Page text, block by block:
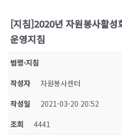
[지침]2020년 자원봉사활성
운영지침
법령·지침
작성자
자원봉사센터
작성일
2021-03-20 20:52
조회
4441